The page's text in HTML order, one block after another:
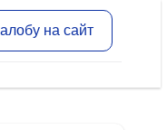
на сайт